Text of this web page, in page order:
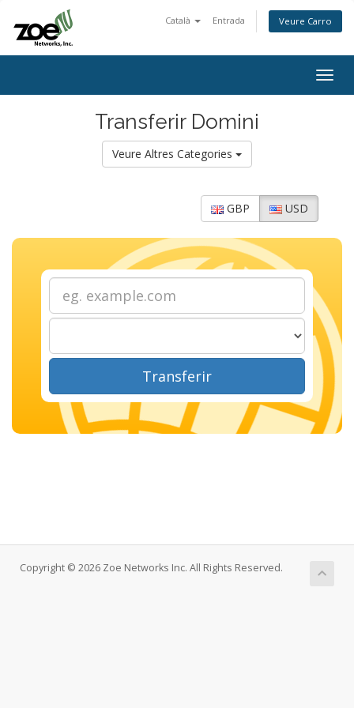
Català Entrada Veure Carro
Transferir Domini
Veure Altres Categories
GBP USD
Transferir
Copyright © 2026 Zoe Networks Inc. All Rights Reserved.